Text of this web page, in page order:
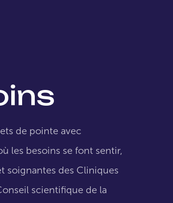
de pointe avec
les besoins se font sentir,
soignantes des Cliniques
scientifique de la